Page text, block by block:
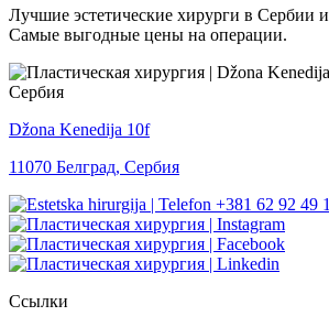
Лучшие эстетические хирурги в Сербии
Самые выгодные цены на операции.
Džona Kenedija 10f
11070 Белград, Сербия
+381 62 92 49
Ссылки